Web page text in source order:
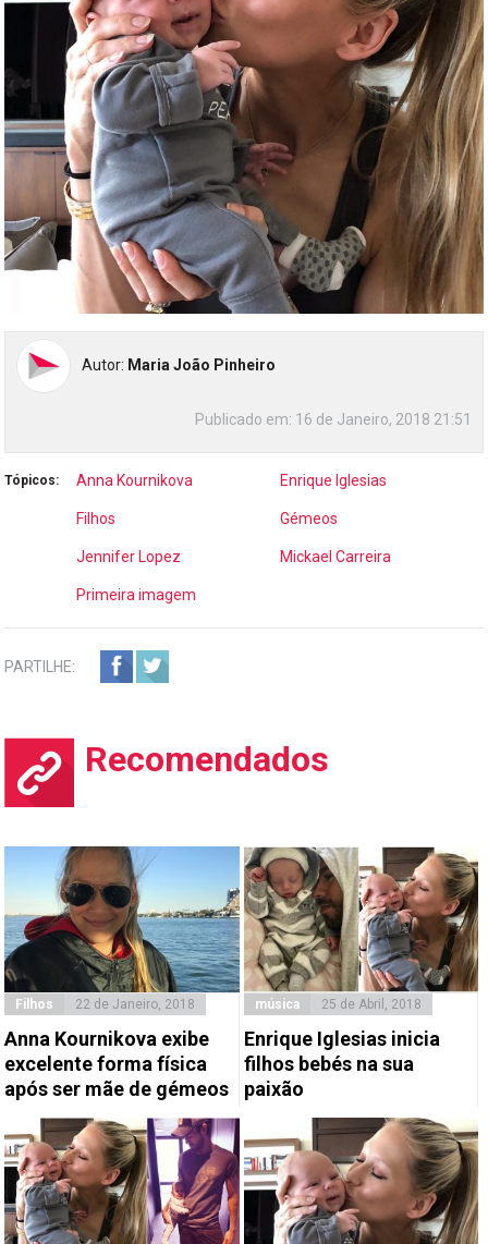
Autor: Maria João Pinheiro
Publicado em: 16 de Janeiro, 2018 21:51
Tópicos: Anna Kournikova Enrique Iglesias
Filhos Gémeos
Jennifer Lopez Mickael Carreira
Primeira imagem
PARTILHE:
Recomendados
Filhos 22 de Janeiro, 2018
Anna Kournikova exibe
excelente forma física
após ser mãe de gémeos
música 25 de Abril, 2018
Enrique Iglesias inicia
filhos bebés na sua
paixão